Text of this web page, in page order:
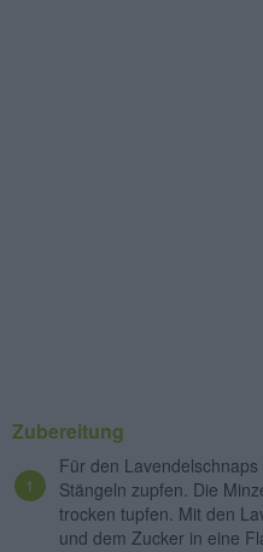
Zubereitung
Für den
Stängeln zupfen. Die
trocken tupfen. Mit den
und dem Zucker in eine